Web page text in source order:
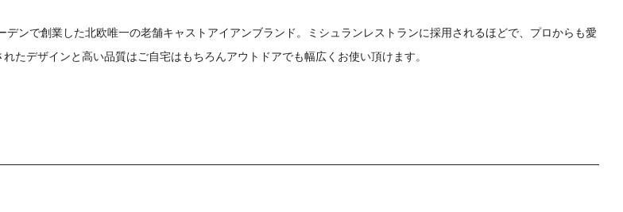
デンで創業した北欧唯一の老舗キャストアイアンブランド。ミシュランレストランに採用されるほどで、プロからも愛
たデザインと高い品質はご自宅はもちろんアウトドアでも幅広くお使い頂けます。